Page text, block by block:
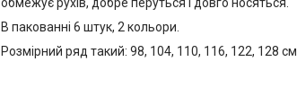
обмежує рухів, добре перуться і довго носяться.
В пакованні 6 штук, 2 кольори.
Розмірний ряд такий: 98, 104, 110, 116, 122, 128 см